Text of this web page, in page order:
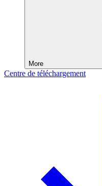
More
Centre de téléchargement